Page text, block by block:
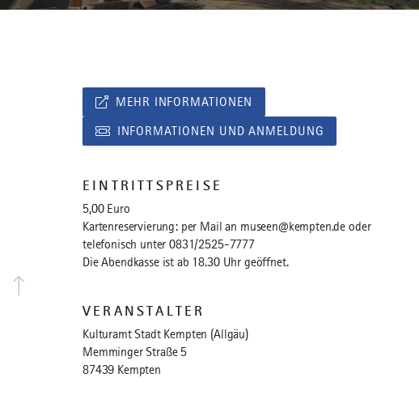
MEHR INFORMATIONEN
INFORMATIONEN UND ANMELDUNG
EINTRITTSPREISE
5,00 Euro
Kartenreservierung: per Mail an museen@kempten.de oder
telefonisch unter 0831/2525-7777
Die Abendkasse ist ab 18.30 Uhr geöffnet.
VERANSTALTER
Kulturamt Stadt Kempten (Allgäu)
Memminger Straße 5
87439 Kempten